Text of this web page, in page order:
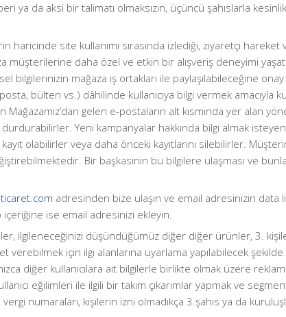
ya da aksi bir talimatı olmaksızın, üçüncü şahıslarla
haricinde site kullanımı sırasında izlediği, ziyaretçi
daha özel ve etkin bir alışveriş deneyimi
bilgilerinizin mağaza iş ortakları ile paylaşılabileceğine
bülten vs.) dâhilinde kullanıcıya bilgi vermek amacıyla
gelen e-postaların alt kısmında yer alan
Yeni kampanyalar hakkında bilgi almak isteyen
olabilirler veya daha önceki kayıtlarını silebilirler.
Bir başkasının bu bilgilere ulaşması ve
adresinden bize ulaşın ve email adresinizin data
içeriğine ise email adresinizi ekleyin.
ilgileneceğinizi düşündüğümüz diğer diğer ürünler, 3.
için ilgi alanlarına uyarlama yapılabilecek şekilde
diğer kullanıcılara ait bilgilerle birlikte olmak üzere
eğilimleri ile ilgili bir takım çıkarımlar yapmak ve
vergi numaraları, kişilerin izni olmadıkça 3.şahıs ya da